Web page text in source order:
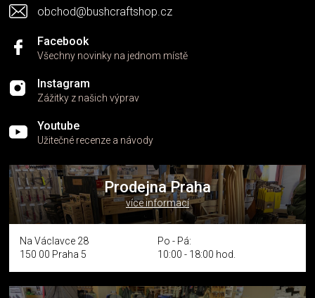
u
obchod@bushcraftshop.cz
Facebook
Všechny novinky na jednom místě
Instagram
Zážitky z našich výprav
Youtube
Užitečné recenze a návody
Prodejna Praha
více informací
Na Václavce 28
150 00 Praha 5
Po - Pá:
10:00 - 18:00 hod.